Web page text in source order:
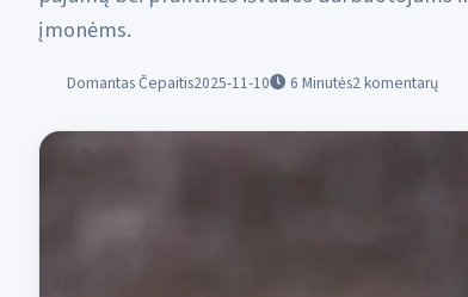
įmonėms.
Domantas Čepaitis2025-11-10 6 Minutės2 komentarų